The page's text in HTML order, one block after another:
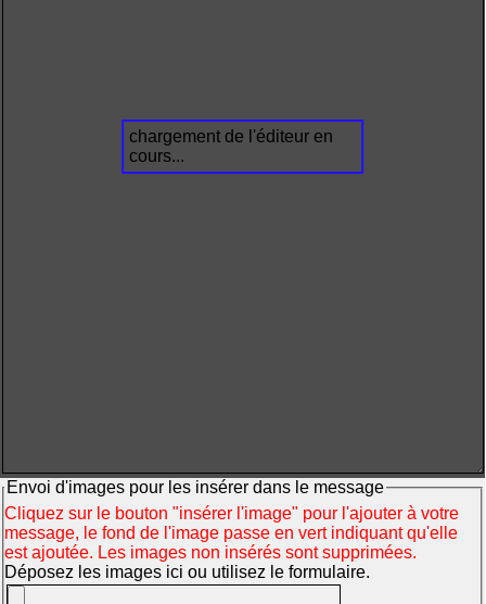
chargement de l'éditeur en
cours...
Envoi d'images pour les insérer dans le message
Cliquez sur le bouton "insérer l'image" pour l'ajouter à votre
message, le fond de l'image passe en vert indiquant qu'elle
est ajoutée. Les images non insérés sont supprimées.
Déposez les images ici ou utilisez le formulaire.